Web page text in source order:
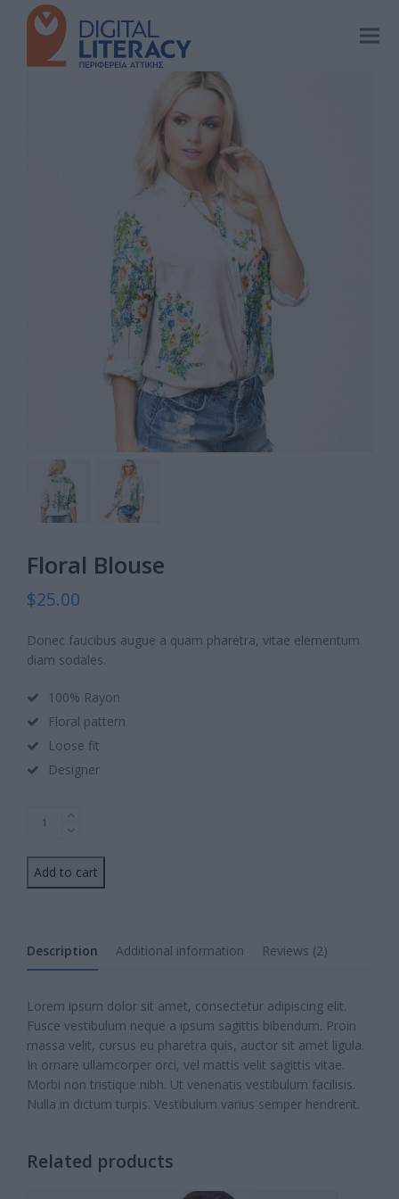
Floral Blouse
$25.00
Donec faucibus augue a quam pharetra, vitae elementum
diam sodales.
100% Rayon
Floral pattern
Loose fit
Designer
Floral
quantity
Add to cart
Description Additional information Reviews (2)
Lorem ipsum dolor sit amet, consectetur adipiscing elit.
Fusce vestibulum neque a ipsum sagittis bibendum. Proin
massa velit, cursus eu pharetra quis, auctor sit amet ligula.
In ornare ullamcorper orci, vel mattis velit sagittis vitae.
Morbi non tristique nibh. Ut venenatis vestibulum facilisis.
Nulla in dictum turpis. Vestibulum varius semper hendrerit.
Related products